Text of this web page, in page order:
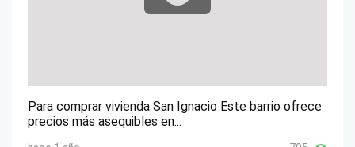
Para comprar vivienda San Ignacio Este barrio ofrece
precios más asequibles en...